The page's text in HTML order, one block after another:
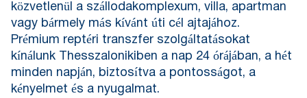
közvetlenül a szállodakomplexum, villa, apartman
vagy bármely más kívánt úti cél ajtajához.
Prémium reptéri transzfer szolgáltatásokat
kínálunk Thesszalonikiben a nap 24 órájában, a hét
minden napján, biztosítva a pontosságot, a
kényelmet és a nyugalmat.